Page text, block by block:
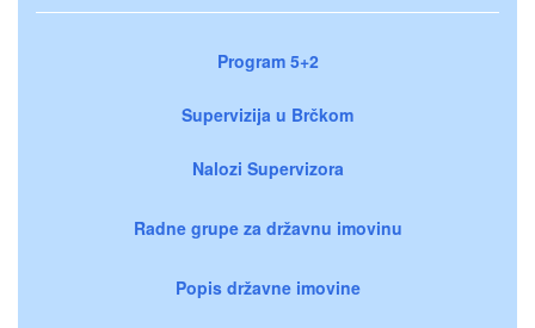
Program 5+2
Supervizija u Brčkom
Nalozi Supervizora
Radne grupe za državnu imovinu
Popis državne imovine